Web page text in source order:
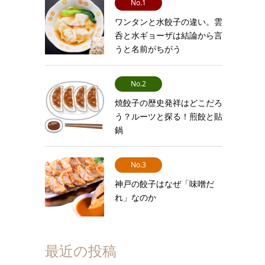
No.1
ワンタンと水餃子の違い。雲
呑と水ギョーザは結論から言
うと名前がちがう
No.2
焼餃子の歴史発祥はどこだろ
う？ルーツと探る！煎餃と貼
鍋
No.3
神戸の餃子はなぜ「味噌だ
れ」なのか
最近の投稿